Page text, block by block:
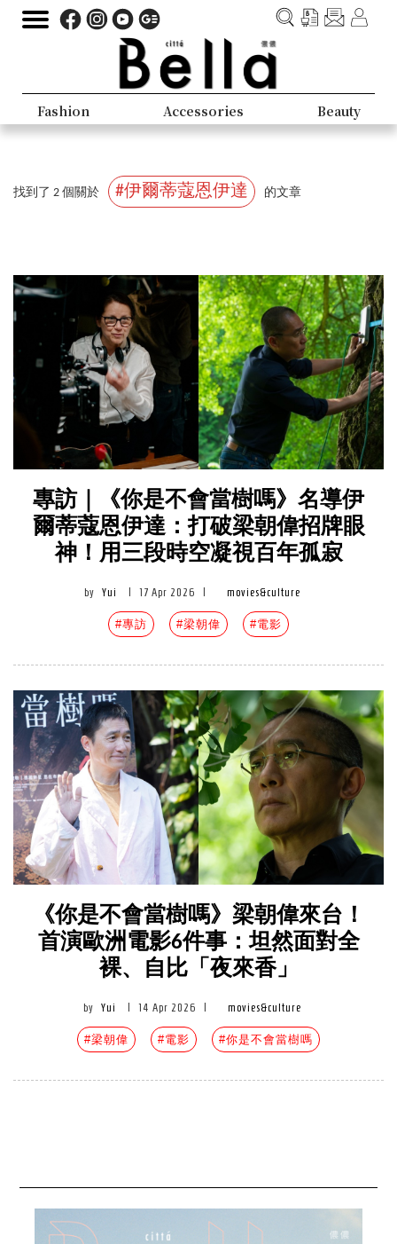
Fashion Accessories Beauty
找到了 2 個關於 #伊爾蒂蔻恩伊達 的文章
專訪｜《你是不會當樹嗎》名導伊
爾蒂蔻恩伊達：打破梁朝偉招牌眼
神！用三段時空凝視百年孤寂
by Yui 17 Apr 2026 movies&culture
#專訪 #梁朝偉 #電影
《你是不會當樹嗎》梁朝偉來台！
首演歐洲電影6件事：坦然面對全
裸、自比「夜來香」
by Yui 14 Apr 2026 movies&culture
#梁朝偉 #電影 #你是不會當樹嗎